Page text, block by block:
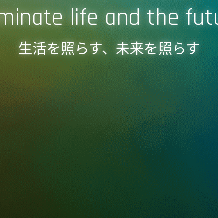
lifeand the
生活を照らす、未来を照らす